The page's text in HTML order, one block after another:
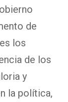
de
los
de los
y
la política,